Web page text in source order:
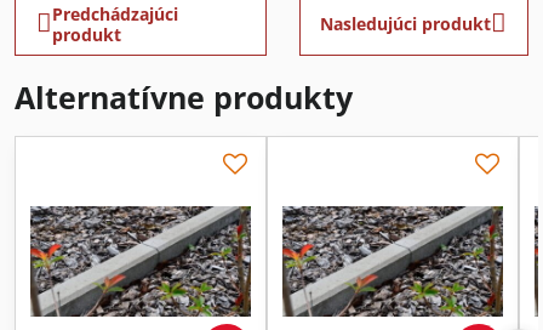
Predchádzajúci
produkt
Nasledujúci produkt
Alternatívne produkty